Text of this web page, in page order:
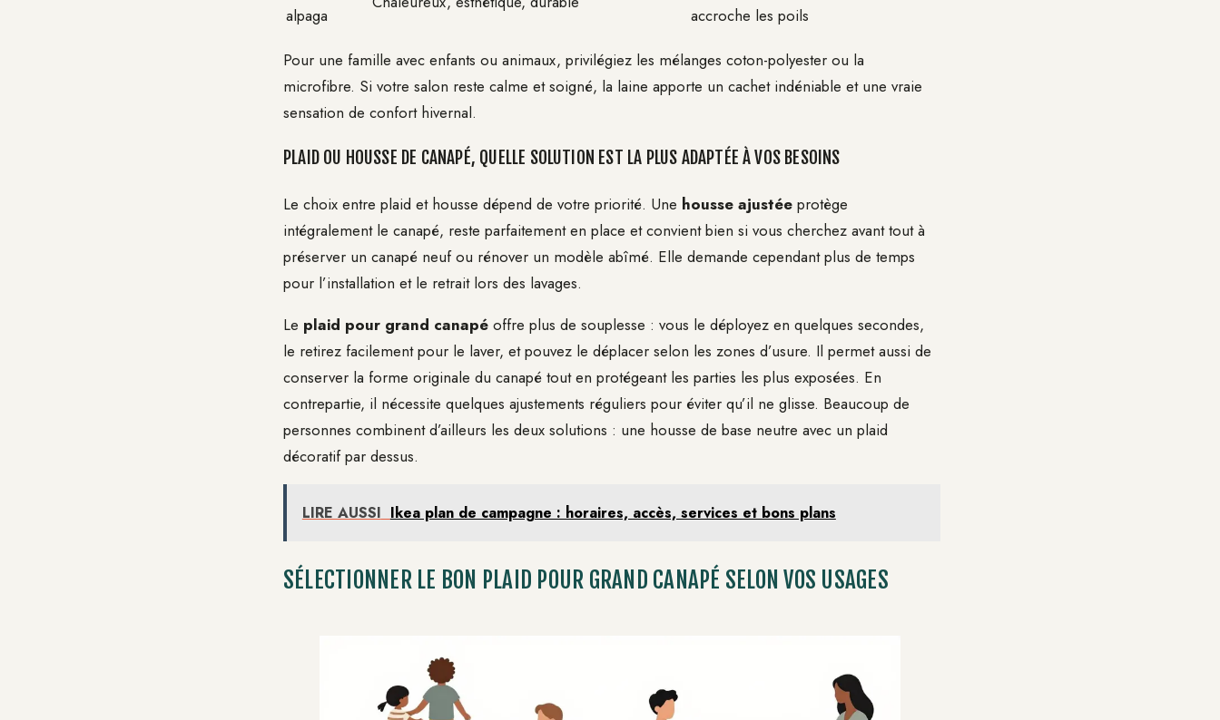
alpaga
accroche les poils
Pour une famille avec enfants ou animaux, privilégiez les mélanges coton-polyester ou la
microfibre. Si votre salon reste calme et soigné, la laine apporte un cachet indéniable et une vraie
sensation de confort hivernal.
PLAID OU HOUSSE DE CANAPÉ, QUELLE SOLUTION EST LA PLUS ADAPTÉE À VOS BESOINS
Le choix entre plaid et housse dépend de votre priorité. Une housse ajustée protège
intégralement le canapé, reste parfaitement en place et convient bien si vous cherchez avant tout à
préserver un canapé neuf ou rénover un modèle abîmé. Elle demande cependant plus de temps
pour l’installation et le retrait lors des lavages.
Le plaid pour grand canapé offre plus de souplesse : vous le déployez en quelques secondes,
le retirez facilement pour le laver, et pouvez le déplacer selon les zones d’usure. Il permet aussi de
conserver la forme originale du canapé tout en protégeant les parties les plus exposées. En
contrepartie, il nécessite quelques ajustements réguliers pour éviter qu’il ne glisse. Beaucoup de
personnes combinent d’ailleurs les deux solutions : une housse de base neutre avec un plaid
décoratif par dessus.
LIRE AUSSI Ikea plan de campagne : horaires, accès, services et bons plans
SÉLECTIONNER LE BON PLAID POUR GRAND CANAPÉ SELON VOS USAGES